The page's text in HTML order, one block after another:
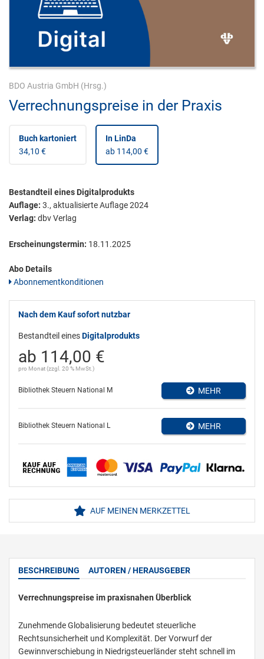
BDO Austria GmbH (Hrsg.)
Verrechnungspreise in der Praxis
Buch kartoniert
34,10 €
In LinDa
ab 114,00 €
Bestandteil eines Digitalprodukts
Auflage: 3., aktualisierte Auflage 2024
Verlag: dbv Verlag
Erscheinungstermin: 18.11.2025
Abo Details
Abonnementkonditionen
Nach dem Kauf sofort nutzbar
Bestandteil einesDigitalprodukts
ab 114,00 €
pro Monat (zzgl. 20 % MwSt.)
Bibliothek Steuern National M MEHR
Bibliothek Steuern National L MEHR
AUF MEINEN MERKZETTEL
BESCHREIBUNG AUTOREN / HERAUSGEBER
Verrechnungspreise im praxisnahen Überblick
Zunehmende Globalisierung bedeutet steuerliche
Rechtsunsicherheit und Komplexität. Der Vorwurf der
Gewinnverschiebung in Niedrigsteuerländer steht schnell im